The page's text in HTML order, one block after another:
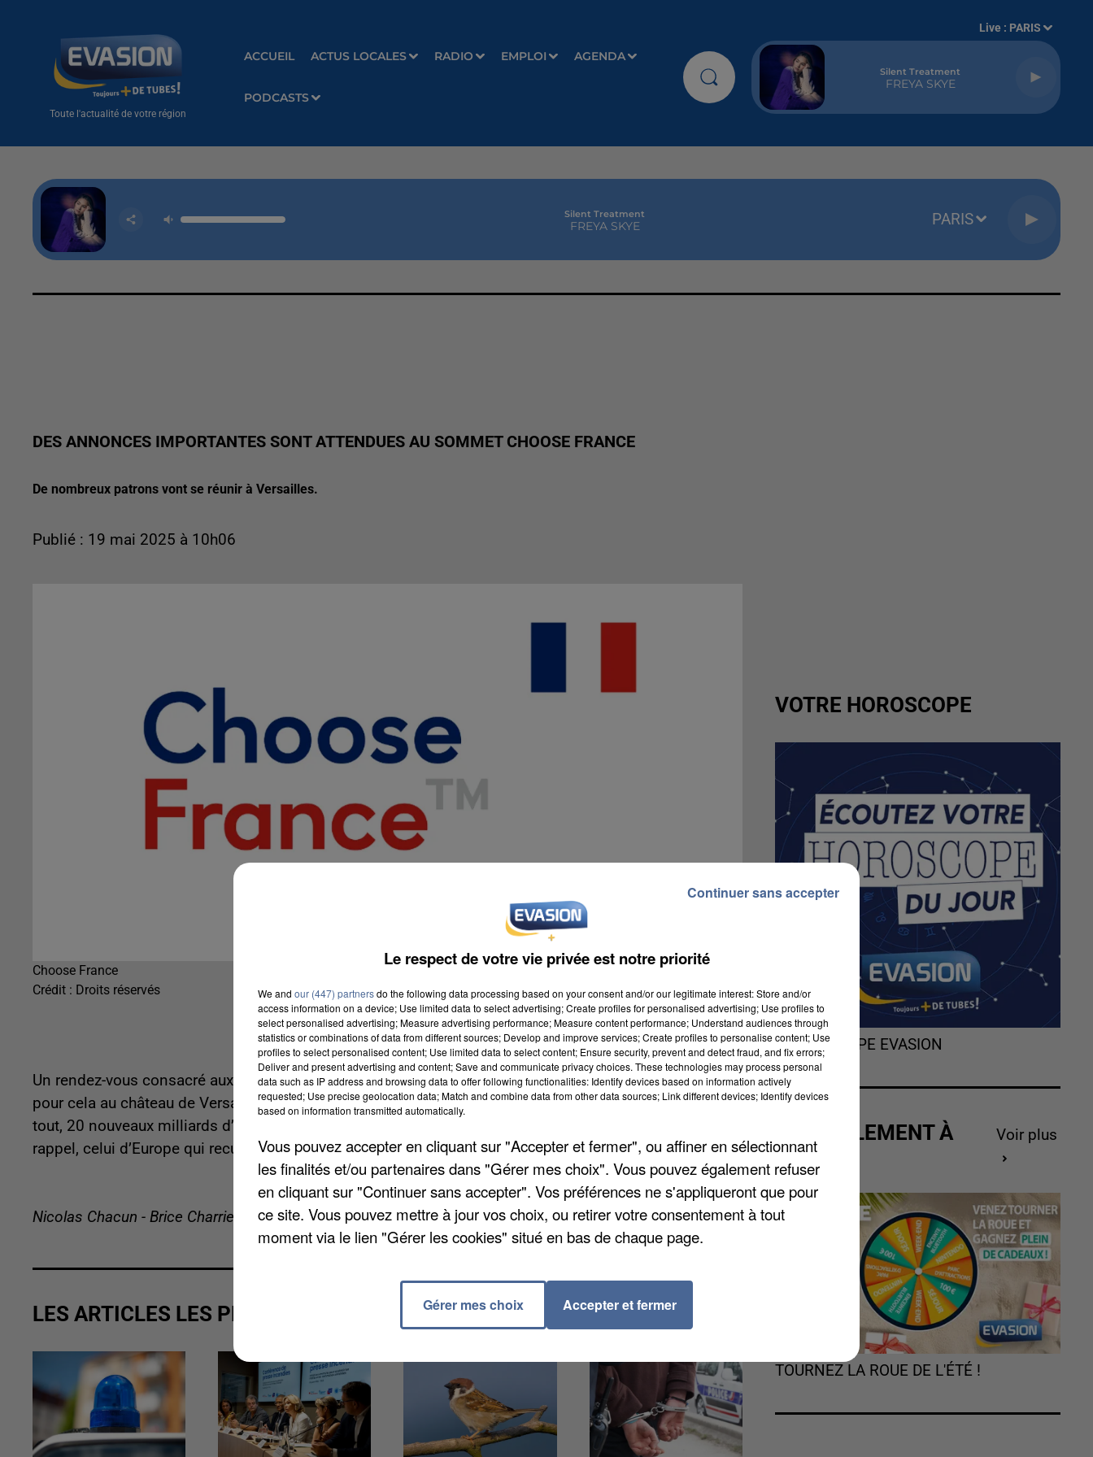
Toute l'actualité de votre région
ACCUEIL ACTUS LOCALES RADIO EMPLOI AGENDA
PODCASTS
Live : PARIS
Silent Treatment
FREYA SKYE
Silent Treatment
FREYA SKYE PARIS
DES ANNONCES IMPORTANTES SONT ATTENDUES AU SOMMET CHOOSE FRANCE
De nombreux patrons vont se réunir à Versailles.
Publié : 19 mai 2025 à 10h06
Choose France
Crédit : Droits réservés
Un rendez-vous consacré aux investissements étrangers en France. Plus de 200 patrons se rendront
pour cela au château de Versailles ce lundi. Emmanuel Macron les y retrouvera dans l’après-midi. En
tout, 20 nouveaux milliards d’euros sont espérés à l’occasion de Choose France. Notre pays reste, pour
rappel, celui d’Europe qui recueille le plus d’investissements étrangers.
Nicolas Chacun - Brice Charrier
LES ARTICLES LES PLUS VUS
VOTRE HOROSCOPE
L'HOROSCOPE EVASION
ACTUELLEMENT À
GAGNER
Voir plus
TOURNEZ LA ROUE DE L'ÉTÉ !
Le respect de votre vie privée est notre priorité
We and our (447) partnersdo the following data processing based on your consent and/or our legitimate interest: Store and/or
access information on a device; Use limited data to select advertising; Create profiles for personalised advertising; Use profiles to
select personalised advertising; Measure advertising performance; Measure content performance; Understand audiences through
statistics or combinations of data from different sources; Develop and improve services; Create profiles to personalise content; Use
profiles to select personalised content; Use limited data to select content; Ensure security, prevent and detect fraud, and fix errors;
Deliver and present advertising and content; Save and communicate privacy choices. These technologies may process personal
data such as IP address and browsing data to offer following functionalities: Identify devices based on information actively
requested; Use precise geolocation data; Match and combine data from other data sources; Link different devices; Identify devices
based on information transmitted automatically.
Vous pouvez accepter en cliquant sur "Accepter et fermer", ou affiner en sélectionnant
les finalités et/ou partenaires dans "Gérer mes choix". Vous pouvez également refuser
en cliquant sur "Continuer sans accepter". Vos préférences ne s'appliqueront que pour
ce site. Vous pouvez mettre à jour vos choix, ou retirer votre consentement à tout
moment via le lien "Gérer les cookies" situé en bas de chaque page.
Gérer mes choix Accepter et fermer
Continuer sans accepter